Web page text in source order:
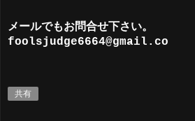
メールでもお問合せ下さい。
foolsjudge6664@gmail.co
共有